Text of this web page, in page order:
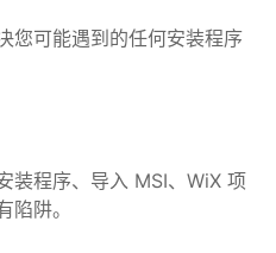
您可能遇到的任何安装程序
装程序、导入 MSI、WiX 项
陷阱。